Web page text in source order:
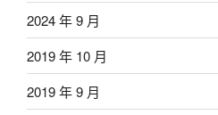
2024 年 9 月
2019 年 10 月
2019 年 9 月